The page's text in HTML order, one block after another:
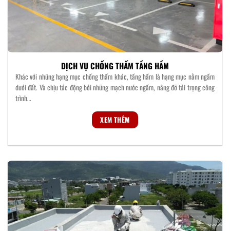
DỊCH VỤ CHỐNG THẤM TẦNG HẦM
Khác với những hạng mục chống thấm khác, tầng hầm là hạng mục nằm ngầm
dưới đất. Và chịu tác động bởi những mạch nước ngầm, nâng đỡ tải trọng công
trình…
XEM THÊM